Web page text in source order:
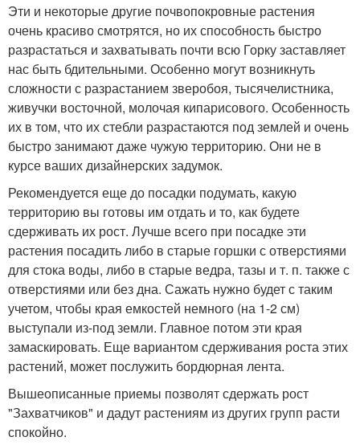
Эти и некоторые другие почвопокровные растения
очень красиво смотрятся, но их способность быстро
разрастаться и захватывать почти всю Горку заставляет
нас быть бдительными. Особенно могут возникнуть
сложности с разрастанием зверобоя, тысячелистника,
живучки восточной, молочая кипарисового. Особенность
их в том, что их стебли разрастаются под землей и очень
быстро занимают даже чужую территорию. Они не в
курсе ваших дизайнерских задумок.
Рекомендуется еще до посадки подумать, какую
территорию вы готовы им отдать и то, как будете
сдерживать их рост. Лучше всего при посадке эти
растения посадить либо в старые горшки с отверстиями
для стока воды, либо в старые ведра, тазы и т. п. также с
отверстиями или без дна. Сажать нужно будет с таким
учетом, чтобы края емкостей немного (на 1-2 см)
выступали из-под земли. Главное потом эти края
замаскировать. Еще вариантом сдерживания роста этих
растений, может послужить бордюрная лента.
Вышеописанные приемы позволят сдержать рост
"Захватчиков" и дадут растениям из других групп расти
спокойно.